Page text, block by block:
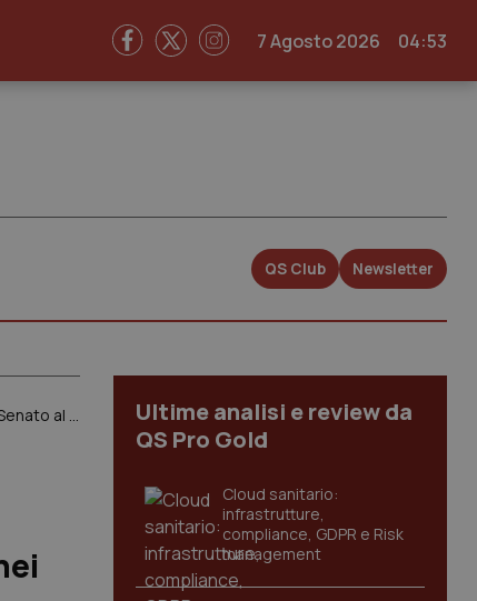
7 Agosto 2026 04:53
QS Club Newsletter
Screening neonatali malattie metaboliche ed ereditarie entrano nei Lea. Sì della Commissione Sanità del Senato al ddl Taverna
Ultime analisi e review da
QS Pro Gold
Cloud sanitario:
infrastrutture,
compliance, GDPR e Risk
management